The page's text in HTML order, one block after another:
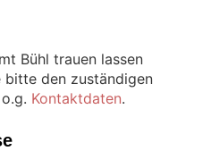
Bühl trauen lassen
bitte den zuständigen
Kontaktdaten.